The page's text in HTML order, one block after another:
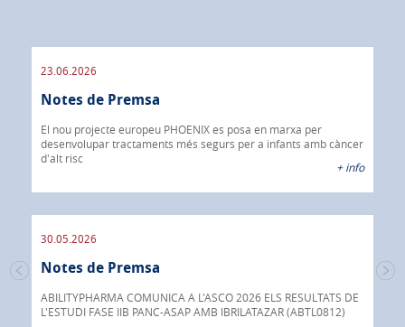
de
23.06.2026
Notes de Premsa
El nou projecte europeu PHOENIX es posa en marxa per
desenvolupar tractaments més segurs per a infants amb càncer
d'alt risc
+ info
30.05.2026
Notes de Premsa
ABILITYPHARMA COMUNICA A L'ASCO 2026 ELS RESULTATS DE
L'ESTUDI FASE IIB PANC-ASAP AMB IBRILATAZAR (ABTL0812)